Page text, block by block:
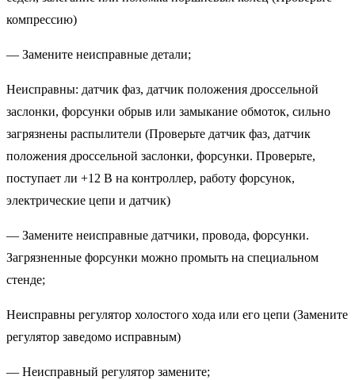
компрессию)
— Замените неисправные детали;
Неисправны: датчик фаз, датчик положения дроссельной
заслонки, форсунки обрыв или замыкание обмоток, сильно
загрязнены распылители (Проверьте датчик фаз, датчик
положения дроссельной заслонки, форсунки. Проверьте,
поступает ли +12 В на контроллер, работу форсунок,
электрические цепи и датчик)
— Замените неисправные датчики, провода, форсунки.
Загрязненные форсунки можно промыть на специальном
стенде;
Неисправны регулятор холостого хода или его цепи (Замените
регулятор заведомо исправным)
— Неисправный регулятор замените;